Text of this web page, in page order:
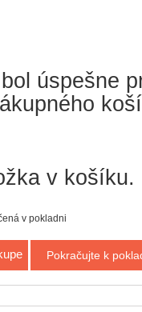
úspešne
v košíku.
v pokladni
Pokračujte k